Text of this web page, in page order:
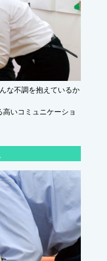
な不調を抱えているか
高いコミュニケーショ